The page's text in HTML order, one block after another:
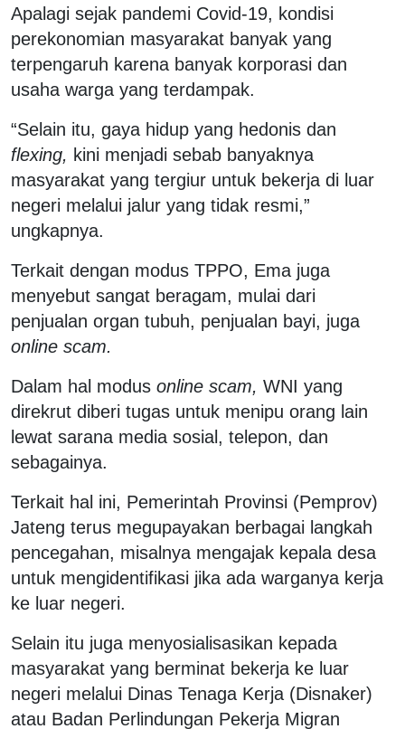
Apalagi sejak pandemi Covid-19, kondisi
perekonomian masyarakat banyak yang
terpengaruh karena banyak korporasi dan
usaha warga yang terdampak.
“Selain itu, gaya hidup yang hedonis dan
flexing, kini menjadi sebab banyaknya
masyarakat yang tergiur untuk bekerja di luar
negeri melalui jalur yang tidak resmi,”
ungkapnya.
Terkait dengan modus TPPO, Ema juga
menyebut sangat beragam, mulai dari
penjualan organ tubuh, penjualan bayi, juga
online scam.
Dalam hal modus online scam, WNI yang
direkrut diberi tugas untuk menipu orang lain
lewat sarana media sosial, telepon, dan
sebagainya.
Terkait hal ini, Pemerintah Provinsi (Pemprov)
Jateng terus megupayakan berbagai langkah
pencegahan, misalnya mengajak kepala desa
untuk mengidentifikasi jika ada warganya kerja
ke luar negeri.
Selain itu juga menyosialisasikan kepada
masyarakat yang berminat bekerja ke luar
negeri melalui Dinas Tenaga Kerja (Disnaker)
atau Badan Perlindungan Pekerja Migran